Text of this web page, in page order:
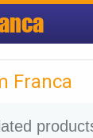
Franca